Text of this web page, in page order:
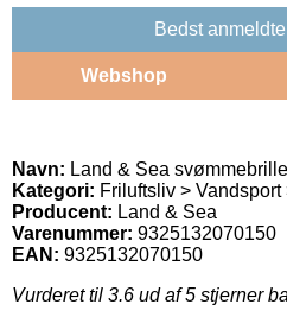
Bedst
Webshop
Navn: Land & Sea
Kategori: Friluftsliv >
Producent: Land & Sea
Varenummer: 9325132070150
EAN: 9325132070150
Vurderet til 3.6 ud af 5 stjerner